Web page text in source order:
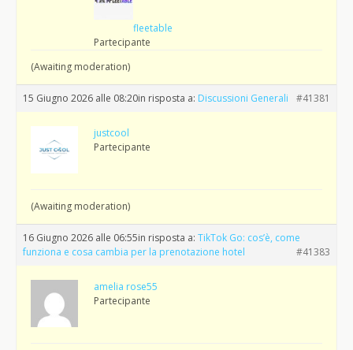
fleetable
Partecipante
(Awaiting moderation)
15 Giugno 2026 alle 08:20in risposta a: Discussioni Generali #41381
justcool
Partecipante
(Awaiting moderation)
16 Giugno 2026 alle 06:55in risposta a: TikTok Go: cos’è, come
funziona e cosa cambia per la prenotazione hotel
#41383
amelia rose55
Partecipante